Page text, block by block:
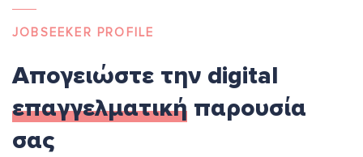
JOBSEEKER PROFILE
Απογειώστε την digital
επαγγελματική παρουσία
σας